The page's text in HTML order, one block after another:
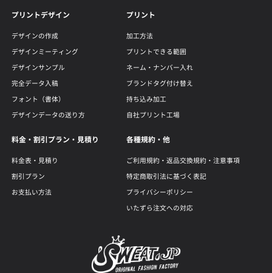
プリントデザイン
デザインの作成
デザインミーティング
デザインサンプル
完全データ入稿
フォント（書体）
デザインデータの送り方
プリント
加工方法
プリントできる範囲
ネーム・ナンバー入れ
ブランドタグ付け替え
持ち込み加工
自社プリント工場
料金・割引プラン・見積り
料金表・見積り
割引プラン
お支払い方法
各種規約・他
ご利用規約・返品交換規約・注意事項
特定商取引法に基づく表記
プライバシーポリシー
いたずら注文への対応